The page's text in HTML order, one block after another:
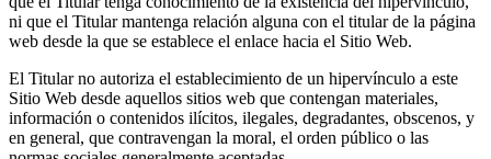
ni que el Titular mantenga relación alguna con el titular de la página
web desde la que se establece el enlace hacia el Sitio Web.
El Titular no autoriza el establecimiento de un hipervínculo a este
Sitio Web desde aquellos sitios web que contengan materiales,
información o contenidos ilícitos, ilegales, degradantes, obscenos, y
en general, que contravengan la moral, el orden público o las